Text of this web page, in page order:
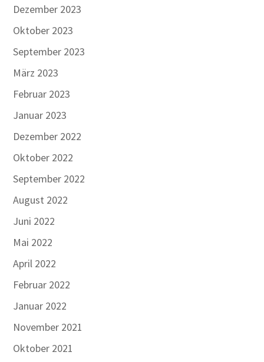
Dezember 2023
Oktober 2023
September 2023
März 2023
Februar 2023
Januar 2023
Dezember 2022
Oktober 2022
September 2022
August 2022
Juni 2022
Mai 2022
April 2022
Februar 2022
Januar 2022
November 2021
Oktober 2021